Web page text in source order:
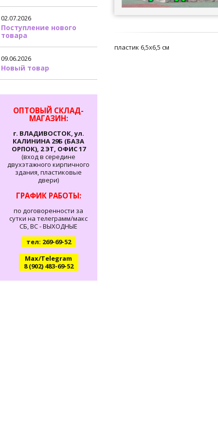
02.07.2026
Поступление нового
товара
09.06.2026
Новый товар
ОПТОВЫЙ СКЛАД-
МАГАЗИН:
г. ВЛАДИВОСТОК, ул.
КАЛИНИНА 29Б (БАЗА
ОРПОК), 2 ЭТ, ОФИС 17
(вход в середине
двухэтажного кирпичного
здания, пластиковые
двери)
ГРАФИК РАБОТЫ:
по договоренности за
сутки на телеграмм/макс
СБ, ВС - ВЫХОДНЫЕ
тел: 269-69-52
Max/Telegram
8 (902) 483-69-52
пластик 6,5х6,5 см